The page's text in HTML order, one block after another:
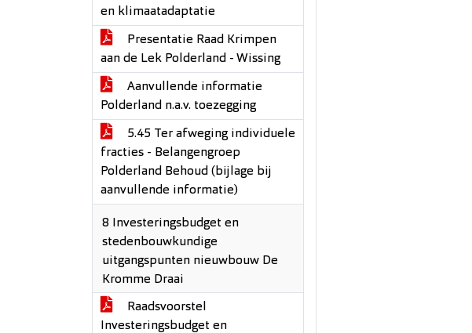
en klimaatadaptatie
Presentatie Raad Krimpen
aan de Lek Polderland - Wissing
Aanvullende informatie
Polderland n.a.v. toezegging
5.45 Ter afweging individuele
fracties - Belangengroep
Polderland Behoud (bijlage bij
aanvullende informatie)
8 Investeringsbudget en
stedenbouwkundige
uitgangspunten nieuwbouw De
Kromme Draai
Raadsvoorstel
Investeringsbudget en